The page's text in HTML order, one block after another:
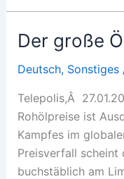
lâ€™Islam,
lâ€™intervista
a
Tomasz
Der große
Deutsch, Sonstiges
Telepolis,Â
Rohölpreise ist
Kampfes im
Preisverfall scheint
buchstäblich am